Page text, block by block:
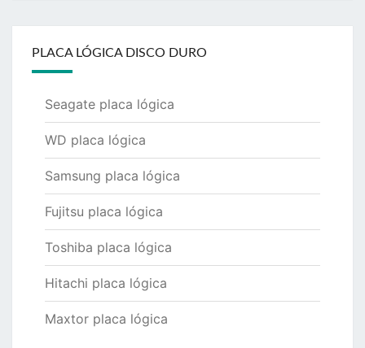
PLACA LÓGICA DISCO DURO
Seagate placa lógica
WD placa lógica
Samsung placa lógica
Fujitsu placa lógica
Toshiba placa lógica
Hitachi placa lógica
Maxtor placa lógica